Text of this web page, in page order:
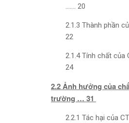
……. 20
2.1.3 Thành phần
22
2.1.4 Tính chất
24
2.2 Ảnh hưởng của
trường … 31
2.2.1 Tác hại của